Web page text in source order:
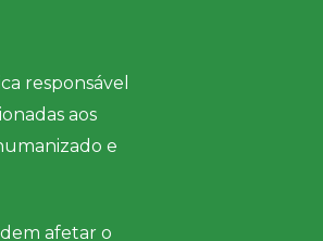
responsável
aos
e
afetar o